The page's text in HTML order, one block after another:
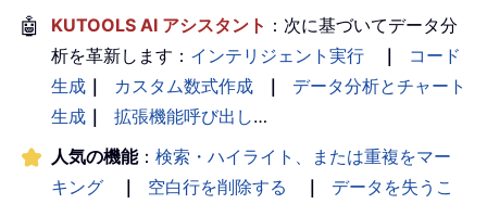
🤖 KUTOOLS AI アシスタント ：次に基づいてデータ分
析を革新します： インテリジェント実行 ｜
コード
生成 ｜ カスタム数式作成 ｜
データ分析とチャート
生成 ｜ 拡張機能呼び出し…
人気の機能： 検索・ハイライト、または重複をマー
キング
｜ 空白行を削除する ｜
データを失うこ